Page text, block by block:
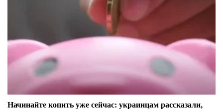
Начинайте копить уже сейчас: украинцам рассказали,